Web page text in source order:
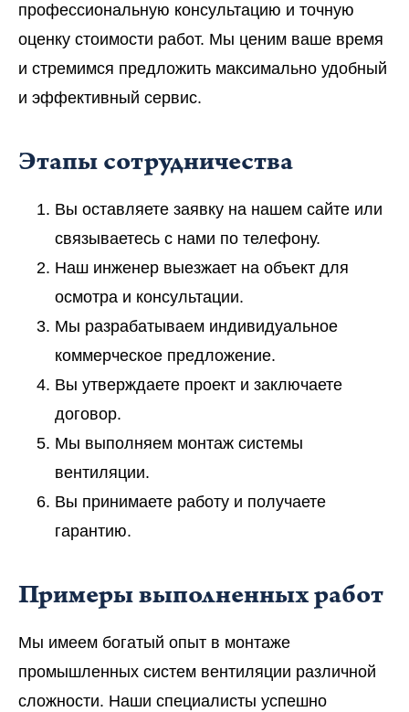
профессиональную консультацию и точную
оценку стоимости работ. Мы ценим ваше время
и стремимся предложить максимально удобный
и эффективный сервис.
Этапы сотрудничества
Вы оставляете заявку на нашем сайте или
связываетесь с нами по телефону.
Наш инженер выезжает на объект для
осмотра и консультации.
Мы разрабатываем индивидуальное
коммерческое предложение.
Вы утверждаете проект и заключаете
договор.
Мы выполняем монтаж системы
вентиляции.
Вы принимаете работу и получаете
гарантию.
Примеры выполненных работ
Мы имеем богатый опыт в монтаже
промышленных систем вентиляции различной
сложности. Наши специалисты успешно